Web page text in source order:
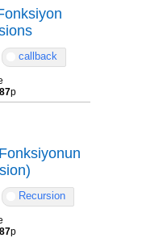
callback
p
Recursion
p